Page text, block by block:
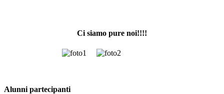
Ci siamo pure noi!!!!
Alunni partecipanti